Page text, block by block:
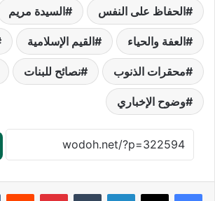
الحفاظ على النفس السيدة مريم
العفة والحياء القيم الإسلامية
محقرات الذنوب نصائح للبنات
وضوح الإخباري
لينكدإن بينتيريست